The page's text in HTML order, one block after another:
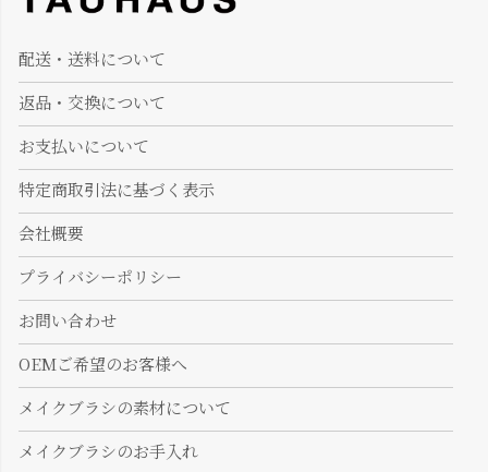
配送・送料について
返品・交換について
お支払いについて
特定商取引法に基づく表示
会社概要
プライバシーポリシー
お問い合わせ
OEMご希望のお客様へ
メイクブラシの素材について
メイクブラシのお手入れ